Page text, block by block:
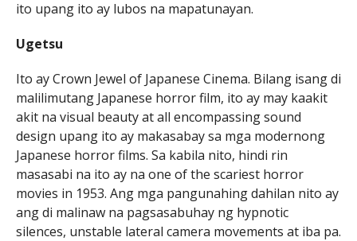
ito upang ito ay lubos na mapatunayan.
Ugetsu
Ito ay Crown Jewel of Japanese Cinema. Bilang isang di
malilimutang Japanese horror film, ito ay may kaakit
akit na visual beauty at all encompassing sound
design upang ito ay makasabay sa mga modernong
Japanese horror films. Sa kabila nito, hindi rin
masasabi na ito ay na one of the scariest horror
movies in 1953. Ang mga pangunahing dahilan nito ay
ang di malinaw na pagsasabuhay ng hypnotic
silences, unstable lateral camera movements at iba pa.